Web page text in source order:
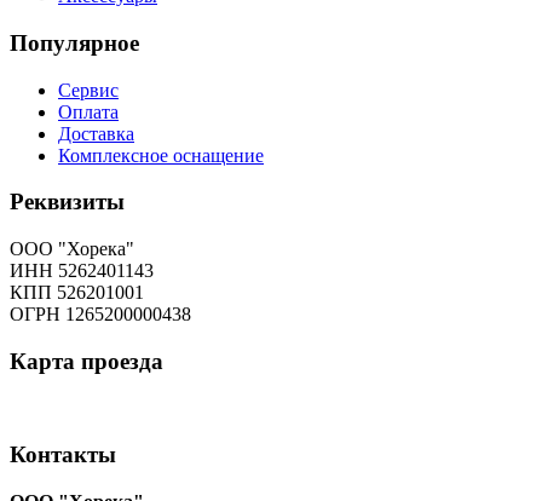
Популярное
Сервис
Оплата
Доставка
Комплексное оснащение
Реквизиты
ООО "Хорека"
ИНН 5262401143
КПП 526201001
ОГРН 1265200000438
Карта проезда
Контакты